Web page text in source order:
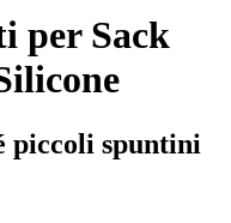
per Sack
piccoli spuntini